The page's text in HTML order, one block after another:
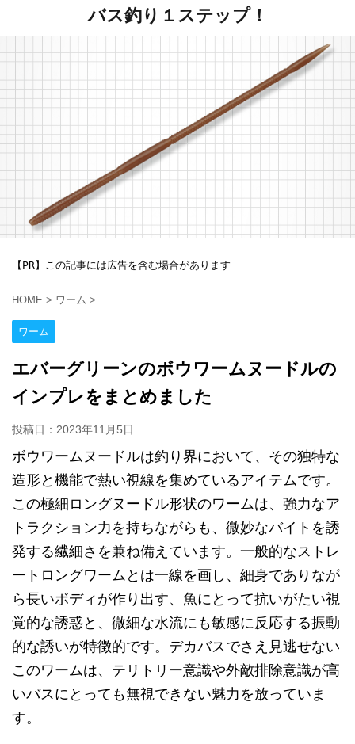
バス釣り１ステップ！
【PR】この記事には広告を含む場合があります
HOME > ワーム >
ワーム
エバーグリーンのボウワームヌードルの
インプレをまとめました
投稿日： 2023年11月5日
ボウワームヌードルは釣り界において、その独特な
造形と機能で熱い視線を集めているアイテムです。
この極細ロングヌードル形状のワームは、強力なア
トラクション力を持ちながらも、微妙なバイトを誘
発する繊細さを兼ね備えています。一般的なストレ
ートロングワームとは一線を画し、細身でありなが
ら長いボディが作り出す、魚にとって抗いがたい視
覚的な誘惑と、微細な水流にも敏感に反応する振動
的な誘いが特徴的です。デカバスでさえ見逃せない
このワームは、テリトリー意識や外敵排除意識が高
いバスにとっても無視できない魅力を放っていま
す。